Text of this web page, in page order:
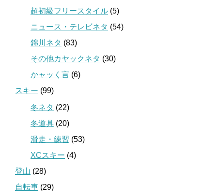
超初級フリースタイル (5)
ニュース・テレビネタ (54)
錦川ネタ (83)
その他カヤックネタ (30)
かャッく言 (6)
スキー (99)
冬ネタ (22)
冬道具 (20)
滑走・練習 (53)
XCスキー (4)
登山 (28)
自転車 (29)